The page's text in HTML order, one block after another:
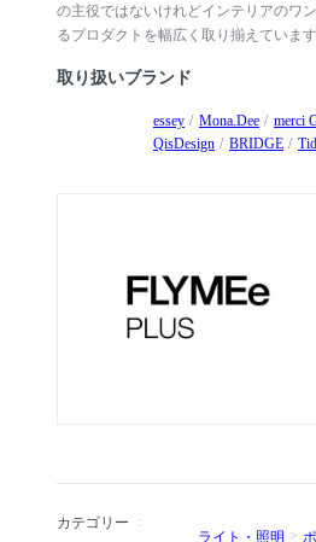
の主役ではないけれどインテリアのワ
るプロダクトを幅広く取り揃えています
取り扱いブランド
essey Mona.Dee merci
QisDesign
BRIDGE Tid
カテゴリー
ライト・照明